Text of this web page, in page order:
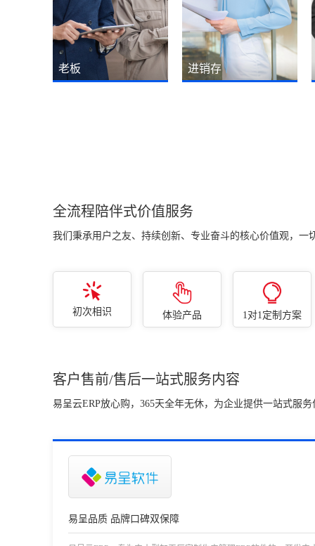
老板 进销存
全流程陪伴式价值服务
我们秉承用户之友、持续创新、专业奋斗的核心价值观，一
初次相识 体验产品 1对1定制方案
客户售前/售后一站式服务内容
易呈云ERP放心购，365天全年无休，为企业提供一站式服务
易呈品质 品牌口碑双保障